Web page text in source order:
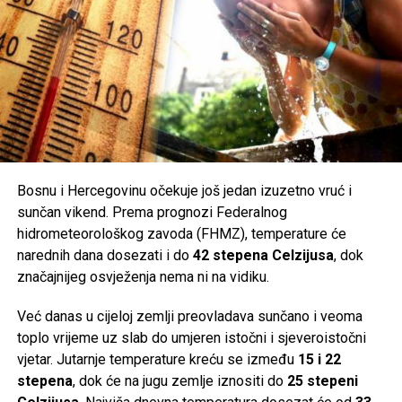
kasnije na sedam stranih jezika i u svojim je okvirima
postala jedan od najčitanijih političkih tekstova tog
vremena.
S druge strane, iznenađenje predstavlja činjenica da je
jednu drugu knjigu – Islam između istoka i zapada –
Izetbegović napisao još pred zatvor 1946. godine, a
prevedena na čak devet jezika, autor se opet bavi islamom
i njegovim mjestom u svijetu. Izgledalo mu je da se nalazi
upravo negdje između istočnih i zapadnih mišljenja, baš
poput geografske pozicije muslimanskog svijeta koji na
globusu zahvata prostor „između istoka i zapada“. Otud i
Nova tamna sjena na život Alije Izetbegovića nadvila se
1979. godine, kada je u svom omiljenom lovištu Koprivnica
kod Bugojna predsjednik Jugoslavije Josip Broz Tito
Bosnu i Hercegovinu očekuje još jedan izuzetno vruć i
sunčan vikend. Prema prognozi Federalnog
hidrometeorološkog zavoda (FHMZ), temperature će
narednih dana dosezati i do 42 stepena Celzijusa, dok
značajnijeg osvježenja nema ni na vidiku.
Već danas u cijeloj zemlji preovladava sunčano i veoma
toplo vrijeme uz slab do umjeren istočni i sjeveroistočni
vjetar. Jutarnje temperature kreću se između 15 i 22
stepena, dok će na jugu zemlje iznositi do 25 stepeni